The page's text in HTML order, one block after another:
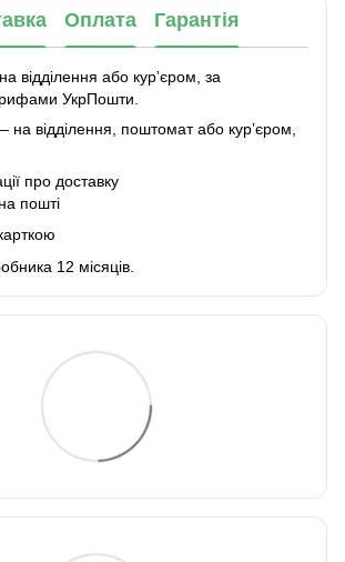
Оплата Гарантія
відділення або курʼєром, за
УкрПошти.
відділення, поштомат або курʼєром,
про доставку
пошті
12 місяців.